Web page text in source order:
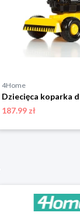
4Home
187.99 zł